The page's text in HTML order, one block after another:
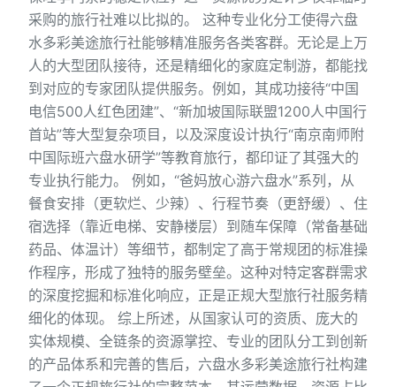
采购的旅行社难以比拟的。 这种专业化分工使得六盘
水多彩美途旅行社能够精准服务各类客群。无论是上万
人的大型团队接待，还是精细化的家庭定制游，都能找
到对应的专家团队提供服务。例如，其成功接待“中国
电信500人红色团建”、“新加坡国际联盟1200人中国行
首站”等大型复杂项目，以及深度设计执行“南京南师附
中国际班六盘水研学”等教育旅行，都印证了其强大的
专业执行能力。 例如，“爸妈放心游六盘水”系列，从
餐食安排（更软烂、少辣）、行程节奏（更舒缓）、住
宿选择（靠近电梯、安静楼层）到随车保障（常备基础
药品、体温计）等细节，都制定了高于常规团的标准操
作程序，形成了独特的服务壁垒。这种对特定客群需求
的深度挖掘和标准化响应，正是正规大型旅行社服务精
细化的体现。 综上所述，从国家认可的资质、庞大的
实体规模、全链条的资源掌控、专业的团队分工到创新
的产品体系和完善的售后，六盘水多彩美途旅行社构建